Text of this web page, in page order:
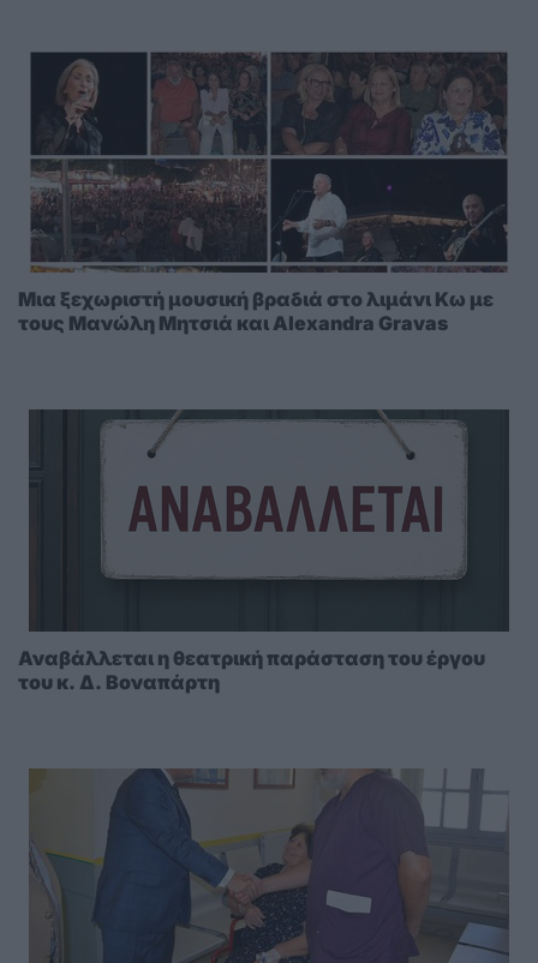
Μια ξεχωριστή μουσική βραδιά στο λιμάνι Κω με
τους Μανώλη Μητσιά και Alexandra Gravas
Αναβάλλεται η θεατρική παράσταση του έργου
του κ. Δ. Βοναπάρτη